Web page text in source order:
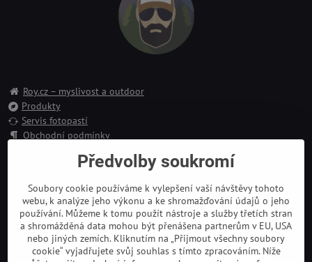
Roy.cz – myslivost a outdoor
Produkty
Servis fotopastí
Obchodní podmínky
Doprava a platbaPředvolby soukromí
Soubory cookie používáme k vylepšení vaší návštěvy tohoto
webu, k analýze jeho výkonu a ke shromažďování údajů o jeho
používání. Můžeme k tomu použít nástroje a služby třetích stran
a shromážděná data mohou být přenášena partnerům v EU, USA
nebo jiných zemích. Kliknutím na „Přijmout všechny soubory
cookie“ vyjadřujete svůj souhlas s tímto zpracováním. Níže